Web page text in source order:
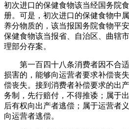
初次进口的保健食物该当经国务院
册。可是，初次进口的保健食物中
养分物质的，该当报国务院食物平
保健食物该当报省、自治区、曲辖
理部分存案。
第一百四十八条消费者因不合适
损害的，能够向运营者要求补偿丧
偿丧失。接到消费者补偿要求的出
务制，先行赔付，不得推诿；属于
后有权向出产者逃偿；属于运营者
向运营者逃偿。